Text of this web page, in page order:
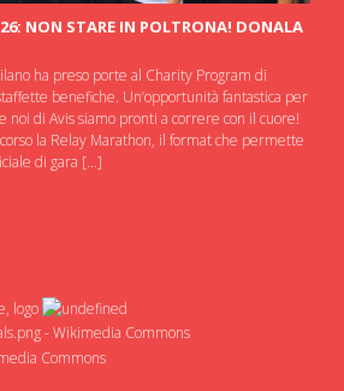
NON STARE IN POLTRONA! DONALA
ha preso porte al Charity Program di
benefiche. Un’opportunità fantastica per
noi di Avis siamo pronti a correre con il cuore!
la Relay Marathon, il format che permette
di gara […]